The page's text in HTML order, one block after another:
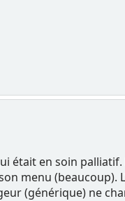
en soin
menu (beaucoup).
(générique) ne